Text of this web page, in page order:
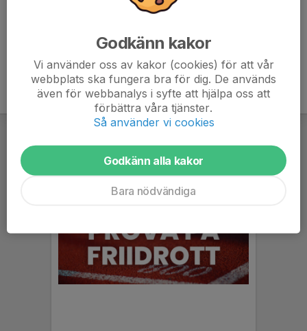
Godkänn kakor
Vi använder oss av kakor (cookies) för att vår
webbplats ska fungera bra för dig. De används
även för webbanalys i syfte att hjälpa oss att
förbättra våra tjänster.
Så använder vi cookies
Godkänn alla kakor
Bara nödvändiga